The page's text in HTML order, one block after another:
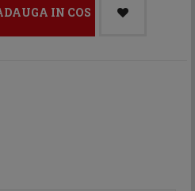
IN COS